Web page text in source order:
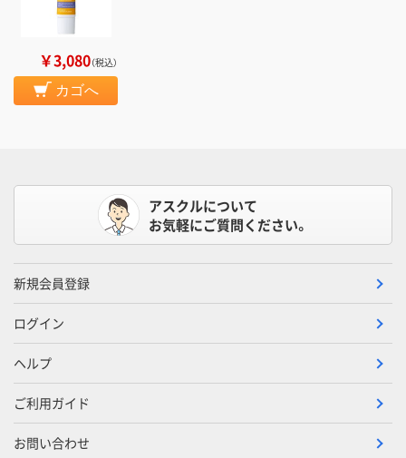
￥3,080（税込）
カゴへ
アスクルについて
お気軽にご質問ください。
新規会員登録
ログイン
ヘルプ
ご利用ガイド
お問い合わせ